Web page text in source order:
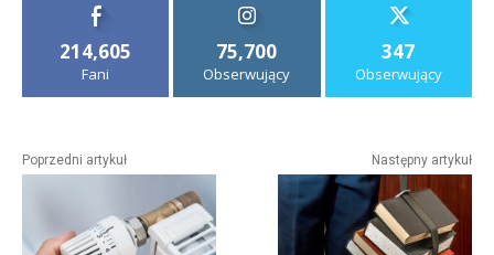
214,605
Fani
75,700
Obserwujący
347
Obserwujący
Poprzedni artykuł Następny artykuł